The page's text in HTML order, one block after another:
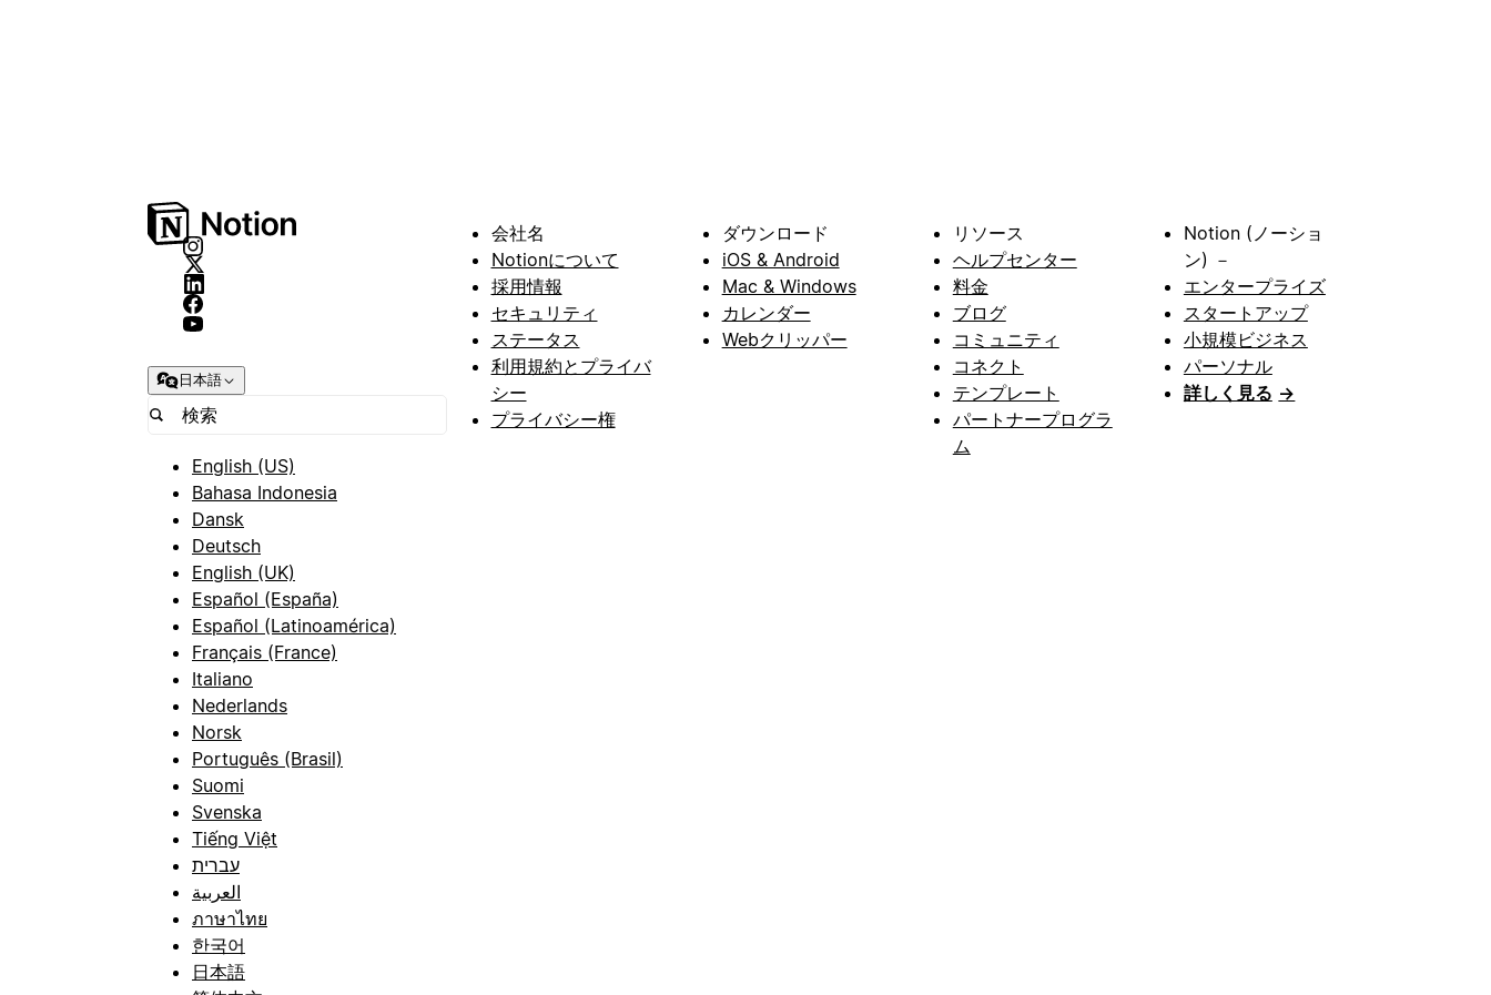
日本語
English (US)
Bahasa Indonesia
Dansk
Deutsch
English (UK)
Español (España)
Español (Latinoamérica)
Français (France)
Italiano
Nederlands
Norsk
Português (Brasil)
Suomi
Svenska
Tiếng Việt
עברית
العربية
ภาษาไทย
한국어
日本語
会社名
Notionについて
採用情報
セキュリティ
ステータス
利用規約とプライバ
シー
プライバシー権
ダウンロード
iOS & Android
Mac & Windows
カレンダー
Webクリッパー
リソース
ヘルプセンター
料金
ブログ
コミュニティ
コネクト
テンプレート
パートナープログラ
ム
Notion (ノーショ
ン) －
エンタープライズ
スタートアップ
小規模ビジネス
パーソナル
詳しく見る →